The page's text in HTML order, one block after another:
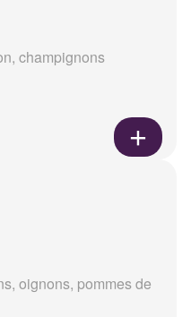
champignons
oignons, pommes de